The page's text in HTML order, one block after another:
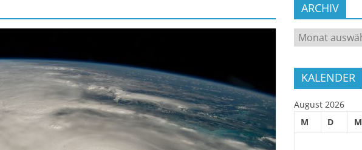
ARCHIV
ARCHIV
KALENDER
August 2026
M
D M